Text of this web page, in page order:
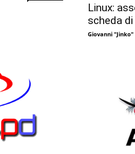
Linux:
scheda
Giovanni "Jinko"